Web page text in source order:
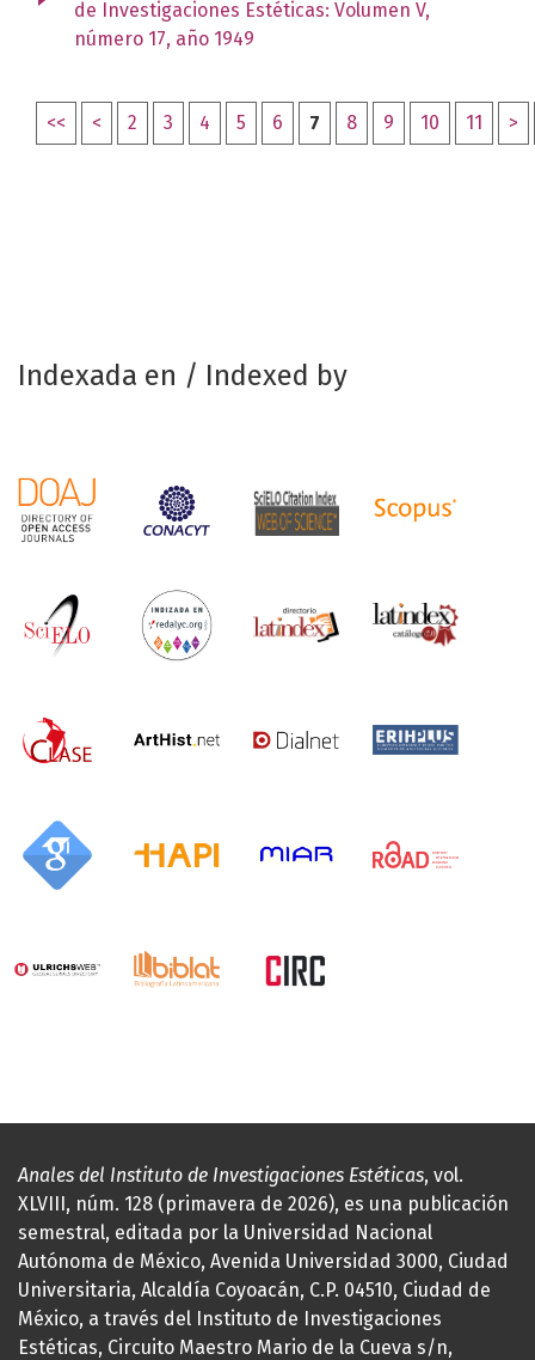
de Investigaciones Estéticas: Volumen V,
número 17, año 1949
<< < 2 3 4 5 6 7 8 9 10 11 >
Indexada en / Indexed by
Anales del Instituto de Investigaciones Estéticas, vol.
XLVIII, núm. 128 (primavera de 2026), es una publicación
semestral, editada por la Universidad Nacional
Autónoma de México, Avenida Universidad 3000, Ciudad
Universitaria, Alcaldía Coyoacán, C.P. 04510, Ciudad de
México, a través del Instituto de Investigaciones
Estéticas, Circuito Maestro Mario de la Cueva s/n,